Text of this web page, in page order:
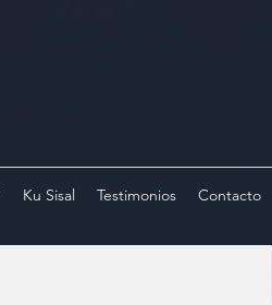
Ku Sisal Testimonios Contacto